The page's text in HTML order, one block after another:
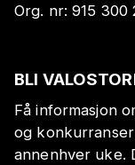
Org. nr:915 300
BLI
Få informasjon
og
annenhver uke.